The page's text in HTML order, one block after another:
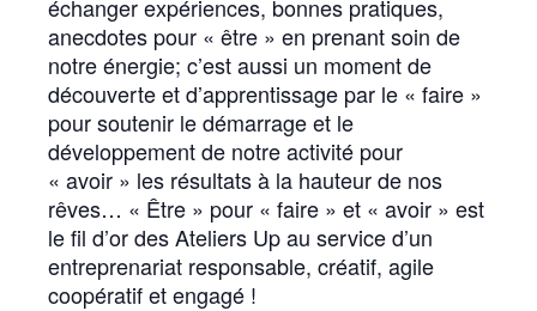
échanger expériences, bonnes pratiques,
anecdotes pour « être » en prenant soin de
notre énergie; c’est aussi un moment de
découverte et d’apprentissage par le « faire »
pour soutenir le démarrage et le
développement de notre activité pour
« avoir » les résultats à la hauteur de nos
rêves… « Être » pour « faire » et « avoir » est
le fil d’or des Ateliers Up au service d’un
entreprenariat responsable, créatif, agile
coopératif et engagé !